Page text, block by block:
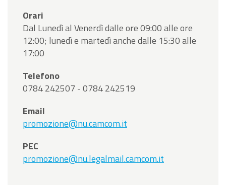
Orari
Dal Lunedì al Venerdì dalle ore 09:00 alle ore
12:00; lunedì e martedì anche dalle 15:30 alle
17:00
Telefono
0784 242507 - 0784 242519
Email
promozione@nu.camcom.it
PEC
promozione@nu.legalmail.camcom.it